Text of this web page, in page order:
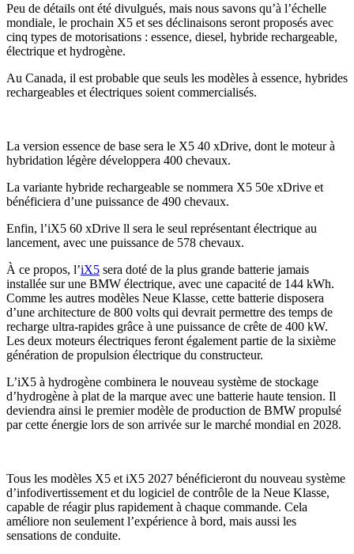
Peu de détails ont été divulgués, mais nous savons qu’à l’échelle
mondiale, le prochain X5 et ses déclinaisons seront proposés avec
cinq types de motorisations : essence, diesel, hybride rechargeable,
électrique et hydrogène.
Au Canada, il est probable que seuls les modèles à essence, hybrides
rechargeables et électriques soient commercialisés.
La version essence de base sera le X5 40 xDrive, dont le moteur à
hybridation légère développera 400 chevaux.
La variante hybride rechargeable se nommera X5 50e xDrive et
bénéficiera d’une puissance de 490 chevaux.
Enfin, l’iX5 60 xDrive ll sera le seul représentant électrique au
lancement, avec une puissance de 578 chevaux.
À ce propos, l’iX5 sera doté de la plus grande batterie jamais
installée sur une BMW électrique, avec une capacité de 144 kWh.
Comme les autres modèles Neue Klasse, cette batterie disposera
d’une architecture de 800 volts qui devrait permettre des temps de
recharge ultra-rapides grâce à une puissance de crête de 400 kW.
Les deux moteurs électriques feront également partie de la sixième
génération de propulsion électrique du constructeur.
L’iX5 à hydrogène combinera le nouveau système de stockage
d’hydrogène à plat de la marque avec une batterie haute tension. Il
deviendra ainsi le premier modèle de production de BMW propulsé
par cette énergie lors de son arrivée sur le marché mondial en 2028.
Tous les modèles X5 et iX5 2027 bénéficieront du nouveau système
d’infodivertissement et du logiciel de contrôle de la Neue Klasse,
capable de réagir plus rapidement à chaque commande. Cela
améliore non seulement l’expérience à bord, mais aussi les
sensations de conduite.